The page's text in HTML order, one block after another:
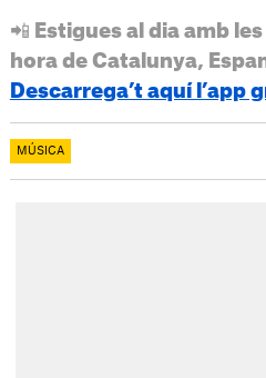
📲 Estigues al dia amb
hora de Catalunya,
Descarrega’t aquí l’app
MÚSICA